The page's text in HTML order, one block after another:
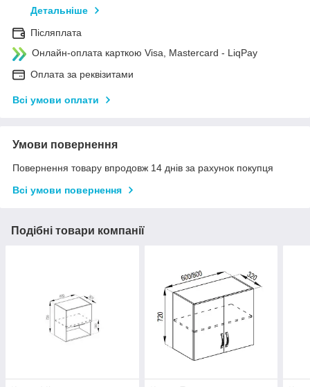
Детальніше
Післяплата
Онлайн-оплата карткою Visa, Mastercard - LiqPay
Оплата за реквізитами
Всі умови оплати
Умови повернення
Повернення товару впродовж 14 днів за рахунок покупця
Всі умови повернення
Подібні товари компанії